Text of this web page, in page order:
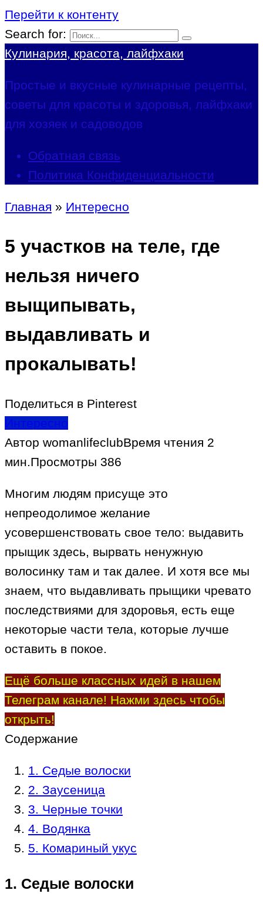
Перейти к контенту
Search for:
Кулинария, красота, лайфхаки
Простые и вкусные кулинарные рецепты,
советы для красоты и здоровья, лайфхаки
для хозяек и садоводов
Обратная связь
Политика Конфиденциальности
Главная » Интересно
5 участков на теле, где
нельзя ничего
выщипывать,
выдавливать и
прокалывать!
Поделиться в Pinterest
Интересно
Автор womanlifeclubВремя чтения 2
мин.Просмотры 386
Многим людям присуще это
непреодолимое желание
усовершенствовать свое тело: выдавить
прыщик здесь, вырвать ненужную
волосинку там и так далее. И хотя все мы
знаем, что выдавливать прыщики чревато
последствиями для здоровья, есть еще
некоторые части тела, которые лучше
оставить в покое.
Ещё больше классных идей в нашем
Телеграм канале! Нажми здесь чтобы
открыть!
Содержание
1. Седые волоски
2. Заусеница
3. Черные точки
4. Водянка
5. Комариный укус
1. Седые волоски